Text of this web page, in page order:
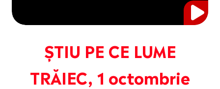
ȘTIU PE CE LUME
TRĂIEC, 1 octombrie